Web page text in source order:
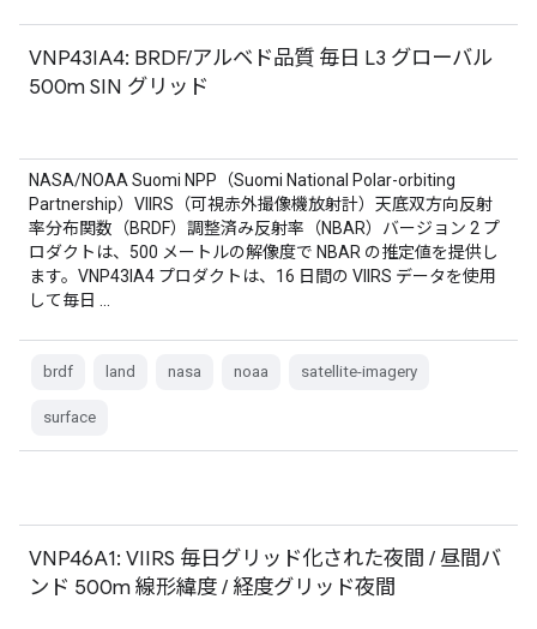
VNP43IA4: BRDF/アルベド品質 毎日 L3 グローバル
500m SIN グリッド
NASA/NOAA Suomi NPP（Suomi National Polar-orbiting
Partnership）VIIRS（可視赤外撮像機放射計）天底双方向反射
率分布関数（BRDF）調整済み反射率（NBAR）バージョン 2 プ
ロダクトは、500 メートルの解像度で NBAR の推定値を提供し
ます。VNP43IA4 プロダクトは、16 日間の VIIRS データを使用
して毎日 …
brdf land nasa noaa satellite-imagery
surface
VNP46A1: VIIRS 毎日グリッド化された夜間 / 昼間バ
ンド 500m 線形緯度 / 経度グリッド夜間